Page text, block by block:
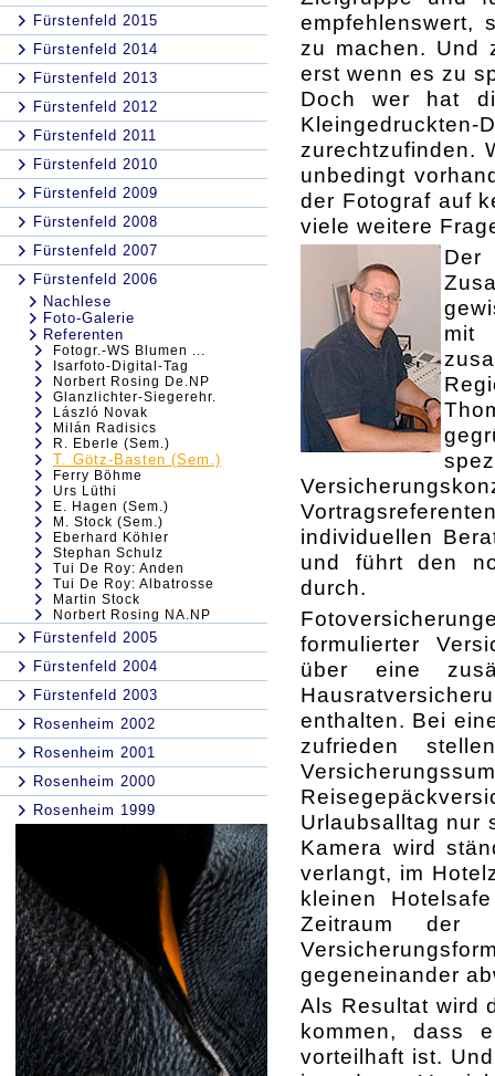
Fürstenfeld 2015
Fürstenfeld 2014
Fürstenfeld 2013
Fürstenfeld 2012
Fürstenfeld 2011
Fürstenfeld 2010
Fürstenfeld 2009
Fürstenfeld 2008
Fürstenfeld 2007
Fürstenfeld 2006
Nachlese
Foto-Galerie
Referenten
Fotogr.-WS Blumen ...
Isarfoto-Digital-Tag
Norbert Rosing De.NP
Glanzlichter-Siegerehr.
László Novak
Milán Radisics
R. Eberle (Sem.)
T. Götz-Basten (Sem.)
Ferry Böhme
Urs Lüthi
E. Hagen (Sem.)
M. Stock (Sem.)
Eberhard Köhler
Stephan Schulz
Tui De Roy: Anden
Tui De Roy: Albatrosse
Martin Stock
Norbert Rosing NA.NP
Fürstenfeld 2005
Fürstenfeld 2004
Fürstenfeld 2003
Rosenheim 2002
Rosenheim 2001
Rosenheim 2000
Rosenheim 1999
empfehlenswert,
zu machen. Und
erst wenn es zu
Doch wer hat
zurechtzufinden.
unbedingt
der Fotograf auf
viele weitere
Der
mit
individuellen
und führt den
durch.
formulierter
über eine
enthalten. Bei
zufrieden
Urlaubsalltag nur
Kamera wird
verlangt, im
kleinen
Zeitraum der
gegeneinander
Als Resultat wird
kommen, dass
vorteilhaft ist.